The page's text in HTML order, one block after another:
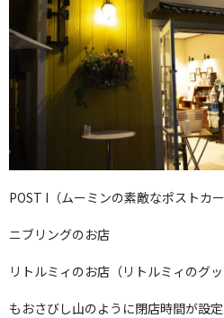
POST I（ムーミンの素敵なポストカ
ニブリングのお店
リトルミィのお店（リトルミィのグッ
もおさびし山のように閉店時間が設